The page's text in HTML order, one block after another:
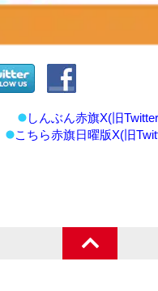
しんぶん赤旗X(旧
こちら赤旗日曜版X(旧